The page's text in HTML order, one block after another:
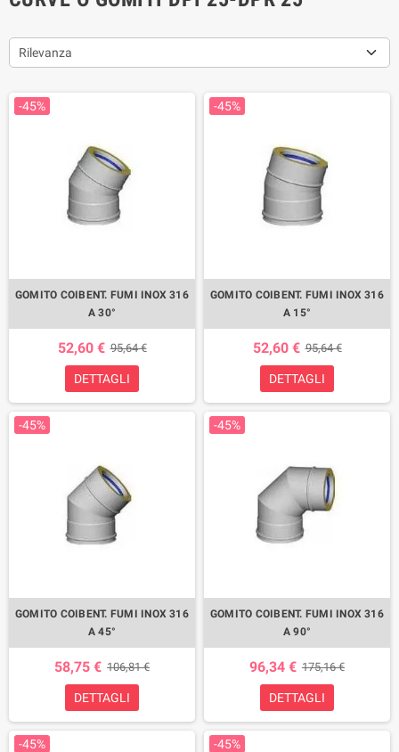
Rilevanza
-45%
GOMITO COIBENT. FUMI INOX 316
A 30°
52,60 € 95,64 €
DETTAGLI
-45%
GOMITO COIBENT. FUMI INOX 316
A 15°
52,60 € 95,64 €
DETTAGLI
-45%
GOMITO COIBENT. FUMI INOX 316
A 45°
58,75 € 106,81 €
DETTAGLI
-45%
GOMITO COIBENT. FUMI INOX 316
A 90°
96,34 € 175,16 €
DETTAGLI
-45% -45%